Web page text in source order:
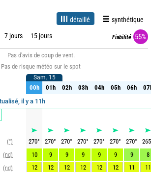
détaillé synthétique
7 jours 15 jours Fiabilité 55%
Pas d'avis de coup de vent.
Pas de risque météo sur le spot
il y a 11h
(°)
(nd)
(nd)
Sam. 15
00h 01h 02h 03h 04h 05h 06h
Sam. 15
00h 01h 02h 03h 04h 05h 06h
270° 270° 270° 270° 270° 270° 270°
265
10
9 9 9 9 9 9
8
12
12 12 12 12 12 11 11